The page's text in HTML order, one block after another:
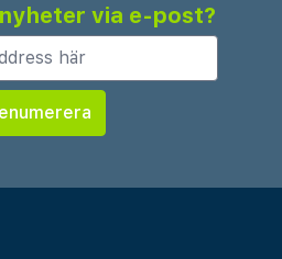
via e-post?